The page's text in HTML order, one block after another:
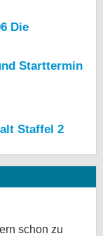
Die
Starttermin
Staffel 2
schon zu